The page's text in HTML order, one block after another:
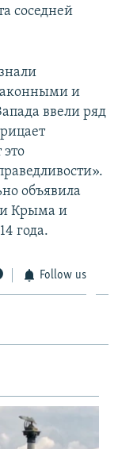
соседней
и
ввели ряд
объявила
Крыма и
года.
Follow us